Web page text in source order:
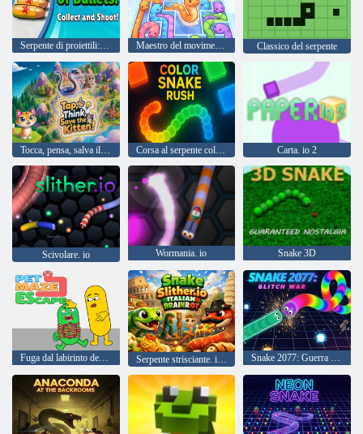
Serpente di proiettili: raccogli e spara! Maestro del movimento dei serpenti! Classico del serpente
Tocca, pensa, salva il gattino! Corsa al serpente colorato Carta. io 2
Scivolare. io Wormania. io Snake 3D
Fuga dal labirinto degli animali domestici Serpente strisciante. io Brainrot italiano Snake 2077: Guerra glitch